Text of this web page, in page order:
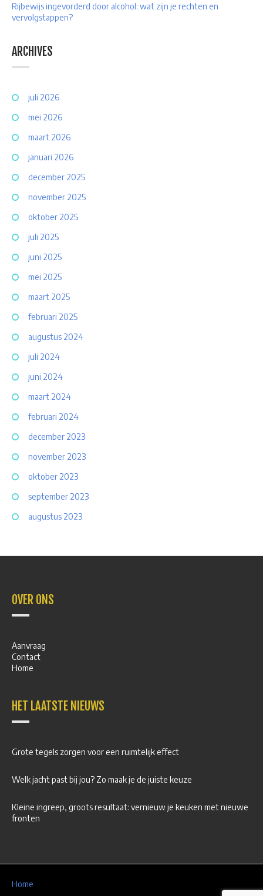
Rijbewijs ingevorderd door alcohol: wat zijn je rechten en
vervolgstappen?
ARCHIVES
juli 2026
mei 2026
maart 2026
januari 2026
december 2025
november 2025
oktober 2025
juli 2025
juni 2025
mei 2025
maart 2025
februari 2025
augustus 2024
juli 2024
juni 2024
maart 2024
februari 2024
december 2023
november 2023
oktober 2023
september 2023
augustus 2023
OVER ONS
Aanvraag
Contact
Home
HET LAATSTE NIEUWS
Grote tegels zorgen voor een ruimtelijk effect
Welk jacht past bij jou? Zo maak je de juiste keuze
Kleine ingreep, groots resultaat: vernieuw je keuken met nieuwe
fronten
Home